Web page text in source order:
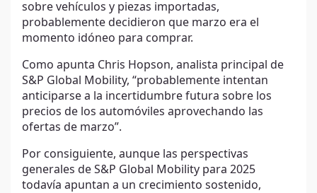
sobre vehículos y piezas importadas,
probablemente decidieron que marzo era el
momento idóneo para comprar.
Como apunta Chris Hopson, analista principal de
S&P Global Mobility, “probablemente intentan
anticiparse a la incertidumbre futura sobre los
precios de los automóviles aprovechando las
ofertas de marzo”.
Por consiguiente, aunque las perspectivas
generales de S&P Global Mobility para 2025
todavía apuntan a un crecimiento sostenido,